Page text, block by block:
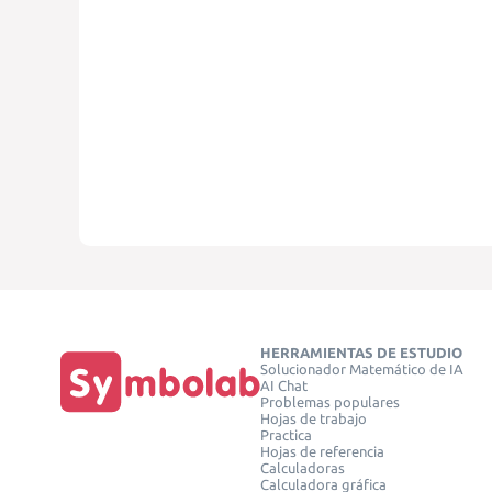
HERRAMIENTAS DE ESTUDIO
Solucionador Matemático de IA
AI Chat
Problemas populares
Hojas de trabajo
Practica
Hojas de referencia
Calculadoras
Calculadora gráfica